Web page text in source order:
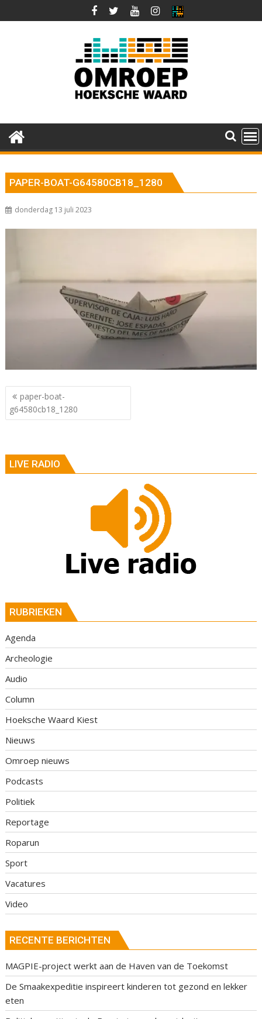
naar
PAPER-BOAT-G64580CB18_1280
donderdag 13 juli 2023
Berichtnavigatie
paper-boat-
g64580cb18_1280
LIVE RADIO
RUBRIEKEN
Agenda
Archeologie
Audio
Column
Hoeksche Waard Kiest
Nieuws
Omroep nieuws
Podcasts
Politiek
Reportage
Roparun
Sport
Vacatures
Video
RECENTE BERICHTEN
MAGPIE-project werkt aan de Haven van de Toekomst
De Smaakexpeditie inspireert kinderen tot gezond en lekker
eten